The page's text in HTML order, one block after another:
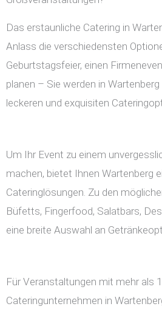
Das erstaunliche Catering in
Anlass die verschiedensten
Geburtstagsfeier, einen
planen – Sie werden in Wartenberg
leckeren und exquisiten
Um Ihr Event zu einem
machen, bietet Ihnen Wartenberg
Cateringlösungen. Zu den
Büfetts, Fingerfood, Salatbars,
eine breite Auswahl an
Für Veranstaltungen mit mehr als
Cateringunternehmen in